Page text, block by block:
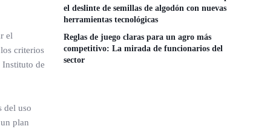
el
criterios
Instituto de
del uso
plan
el deslinte de semillas de algodón con nuevas
herramientas tecnológicas
Reglas de juego claras para un agro más
competitivo: La mirada de funcionarios del
sector